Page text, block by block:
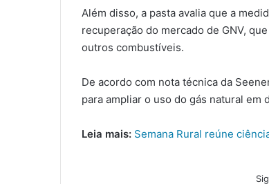
Além disso, a pasta avalia que a
recuperação do mercado de GNV,
outros combustíveis.
De acordo com nota técnica da
para ampliar o uso do gás natural
Leia mais: Semana Rural reúne